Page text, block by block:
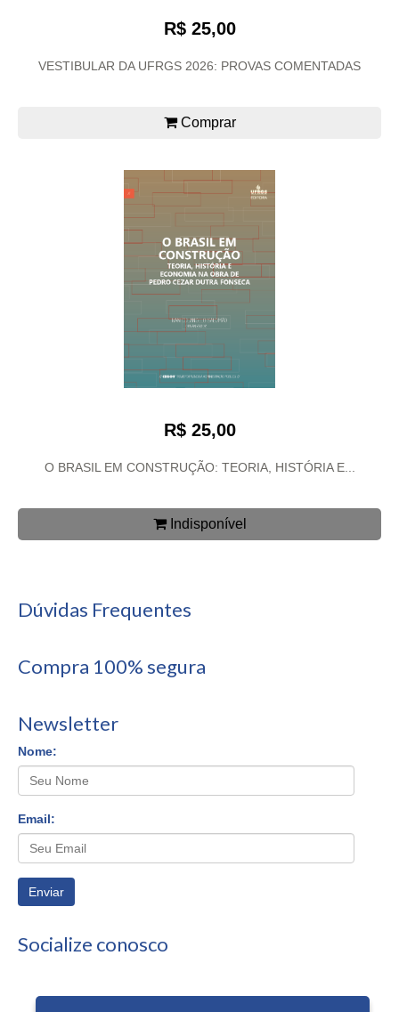
R$ 25,00
VESTIBULAR DA UFRGS 2026: PROVAS COMENTADAS
Comprar
R$ 25,00
O BRASIL EM CONSTRUÇÃO: TEORIA, HISTÓRIA E...
Indisponível
Dúvidas Frequentes
Compra 100% segura
Newsletter
Nome:
Email:
Enviar
Socialize conosco